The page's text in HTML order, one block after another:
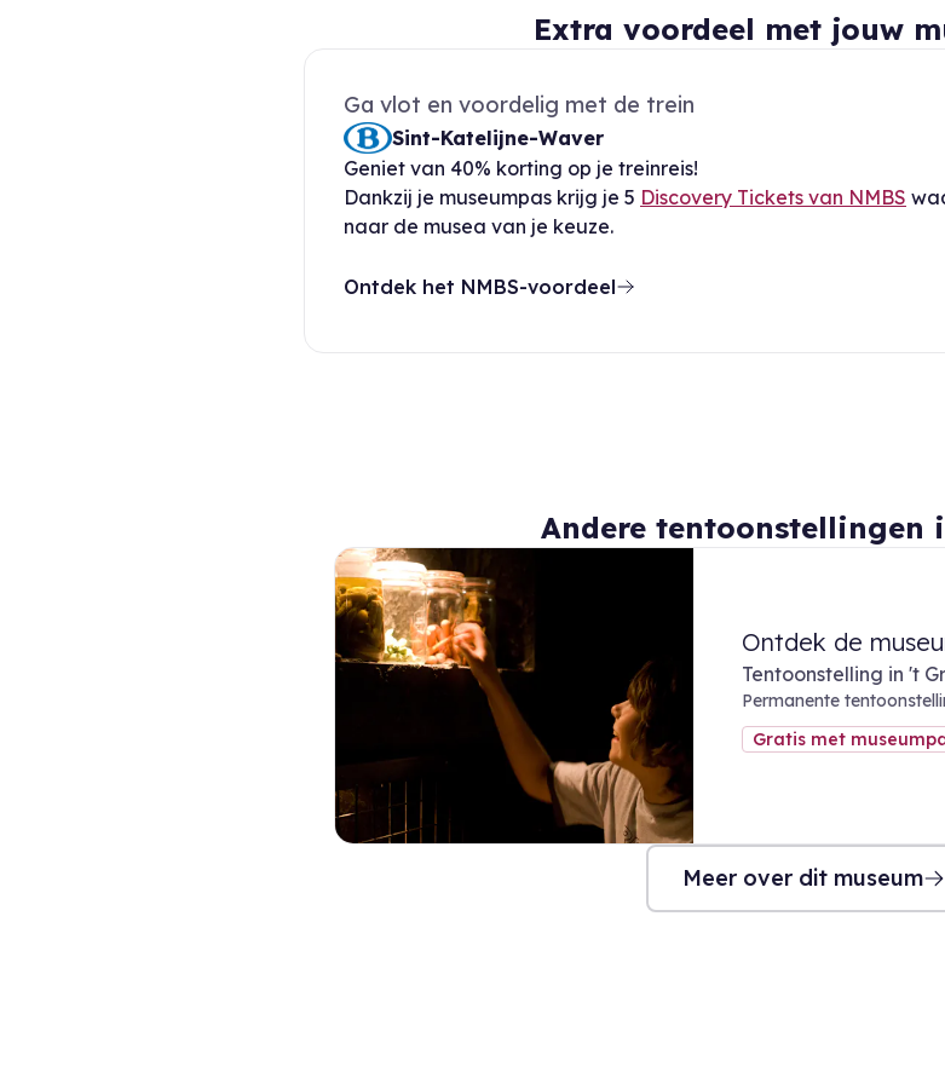
Extra voordeel met jouw
Ga vlot en voordelig met de trein
Sint-Katelijne-Waver
Geniet van 40% korting op je treinreis!
Dankzij je museumpas krijg je 5 Discovery Tickets van NMBS
naar de musea van je keuze.
Ontdek het NMBS-voordeel
Andere tentoonstellingen
Ontdek de
Tentoonstelling in 't
Permanente
Gratis met
Meer over dit museum